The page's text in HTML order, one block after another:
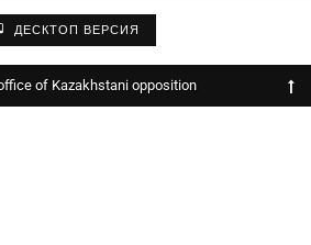
ДЕСКТОП ВЕРСИЯ
of Kazakhstani opposition